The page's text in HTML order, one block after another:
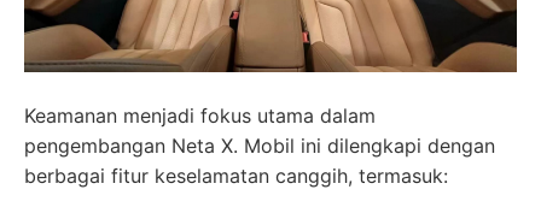
Keamanan menjadi fokus utama dalam
pengembangan Neta X. Mobil ini dilengkapi dengan
berbagai fitur keselamatan canggih, termasuk: